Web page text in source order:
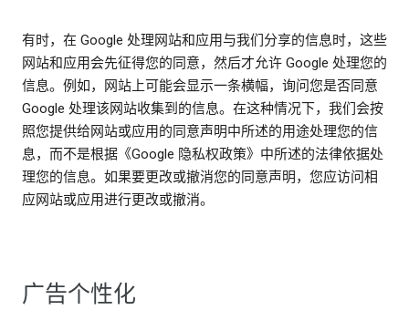
有时，在 Google 处理网站和应用与我们分享的信息时，这些
网站和应用会先征得您的同意，然后才允许 Google 处理您的
信息。例如，网站上可能会显示一条横幅，询问您是否同意
Google 处理该网站收集到的信息。在这种情况下，我们会按
照您提供给网站或应用的同意声明中所述的用途处理您的信
息，而不是根据《Google 隐私权政策》中所述的法律依据处
理您的信息。如果要更改或撤消您的同意声明，您应访问相
应网站或应用进行更改或撤消。
广告个性化